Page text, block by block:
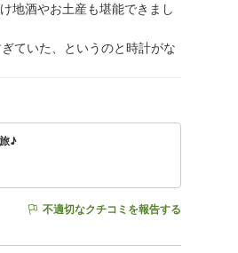
地酒やお土産も堪能できまし
ていた、というのと時計がな
♪
不適切なクチコミを報告する